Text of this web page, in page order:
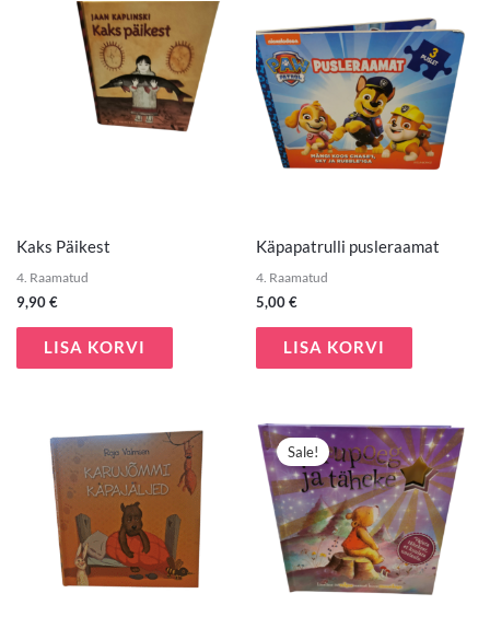
Kaks Päikest
4. Raamatud
9,90€
LISA KORVI
Käpapatrulli pusleraamat
4. Raamatud
5,00€
LISA KORVI
Sale!
Algne
hind
oli:
7,00 €.
Praegune
hind
on:
3,50 €.